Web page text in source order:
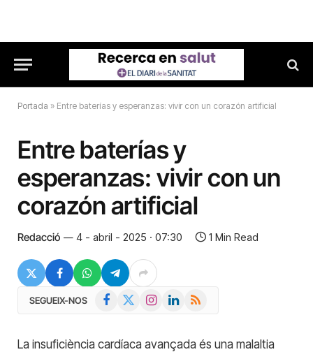
Portada » Entre baterías y esperanzas: vivir con un corazón artificial
Entre baterías y
esperanzas: vivir con un
corazón artificial
Redacció 4 - abril - 2025 · 07:30 1 Min Read
SEGUEIX-NOS Facebook InstagramLinkedIn
RSS
La insuficiència cardíaca avançada és una malaltia